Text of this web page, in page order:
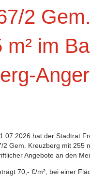
2
m² im
Anger
hat der Stadtrat
2 Gem. Kreuzberg mit 255
Angebote an den
70,- €/m², bei einer